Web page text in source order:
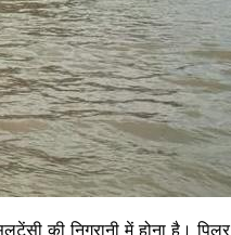
की निगरानी में होना है।